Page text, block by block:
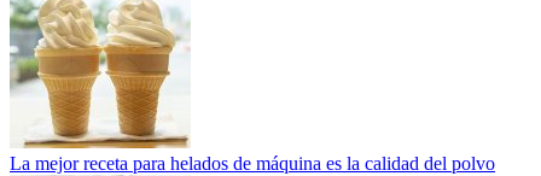
La mejor receta para helados de máquina es la calidad del polvo